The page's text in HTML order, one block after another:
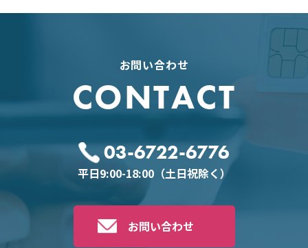
お問い合わせ
CONTACT
03-6722-6776
平日9:00-18:00（土日祝除く）
お問い合わせ